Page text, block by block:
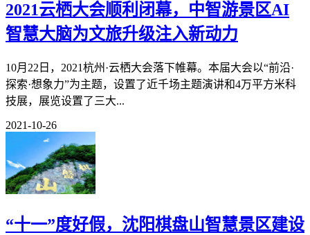
2021云栖大会顺利闭幕，中智游景区AI
智慧大脑为文旅升级注入新动力
10月22日，2021杭州·云栖大会落下帷幕。本届大会以“前沿·
探索·想象力”为主题，设置了近千场主题演讲和4万平方米科
技展，展览设置了三大...
2021-10-26
“十一”度好假，沈阳棋盘山智慧景区建设